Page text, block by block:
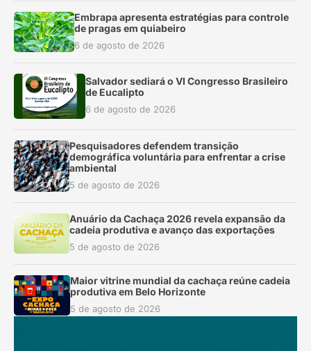
Embrapa apresenta estratégias para controle
de pragas em quiabeiro
6 de agosto de 2026
Salvador sediará o VI Congresso Brasileiro
de Eucalipto
6 de agosto de 2026
Pesquisadores defendem transição
demográfica voluntária para enfrentar a crise
ambiental
5 de agosto de 2026
Anuário da Cachaça 2026 revela expansão da
cadeia produtiva e avanço das exportações
5 de agosto de 2026
Maior vitrine mundial da cachaça reúne cadeia
produtiva em Belo Horizonte
5 de agosto de 2026